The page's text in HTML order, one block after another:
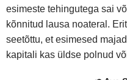
esimeste tehingutega sai
kõnnitud lausa noateral.
seetõttu, et esimesed
kapitali kas üldse polnud